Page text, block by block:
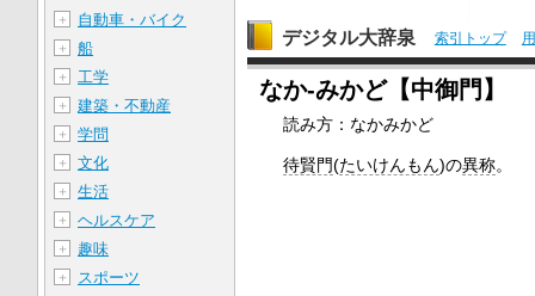
デジタル大辞泉 索引トップ
なか‐みかど【中御門】
読み方：なかみかど
待賢門(たいけんもん)の異称。
＋ 自動車・バイク
＋ 船
＋ 工学
＋ 建築・不動産
＋ 学問
＋ 文化
＋ 生活
＋ ヘルスケア
＋ 趣味
＋ スポーツ